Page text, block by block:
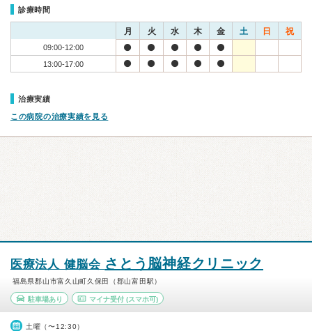
診療時間
月 火 水 木 金 土 日 祝
09:00-12:00
13:00-17:00
治療実績
この病院の治療実績を見る
医療法人 健脳会 さとう脳神経クリニック
福島県郡山市富久山町久保田（郡山富田駅）
駐車場あり マイナ受付(スマホ可)
土曜（〜12:30）